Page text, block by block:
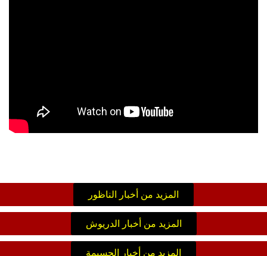
المزيد من أخبار الناظور
المزيد من أخبار الدريوش
المزيد من أخبار الحسيمة